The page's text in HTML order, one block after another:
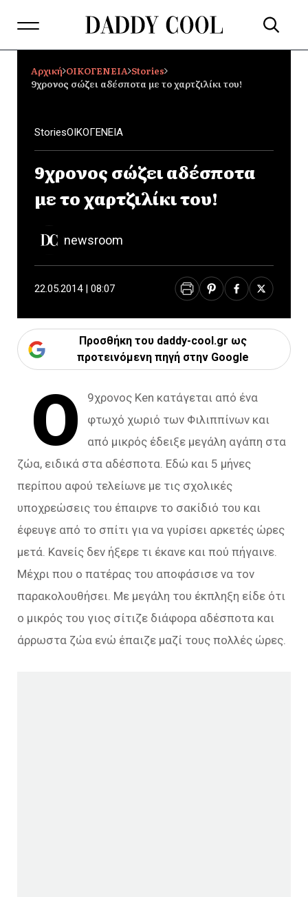
Αρχική ΟΙΚΟΓΕΝΕΙΑ Stories
9χρονος σώζει αδέσποτα με το χαρτζιλίκι του!
StoriesΟΙΚΟΓΕΝΕΙΑ
9χρονος σώζει αδέσποτα
με το χαρτζιλίκι του!
newsroom
22.05.2014 | 08:07
Προσθήκη του daddy-cool.gr ως
προτεινόμενη πηγή στην Google
Ο
9χρονος Ken κατάγεται από ένα
φτωχό χωριό των Φιλιππίνων και
από μικρός έδειξε μεγάλη αγάπη στα
ζώα, ειδικά στα αδέσποτα. Εδώ και 5 μήνες
περίπου αφού τελείωνε με τις σχολικές
υποχρεώσεις του έπαιρνε το σακίδιό του και
έφευγε από το σπίτι για να γυρίσει αρκετές ώρες
μετά. Κανείς δεν ήξερε τι έκανε και πού πήγαινε.
Μέχρι που ο πατέρας του αποφάσισε να τον
παρακολουθήσει. Με μεγάλη του έκπληξη είδε ότι
ο μικρός του γιος σίτιζε διάφορα αδέσποτα και
άρρωστα ζώα ενώ έπαιζε μαζί τους πολλές ώρες.